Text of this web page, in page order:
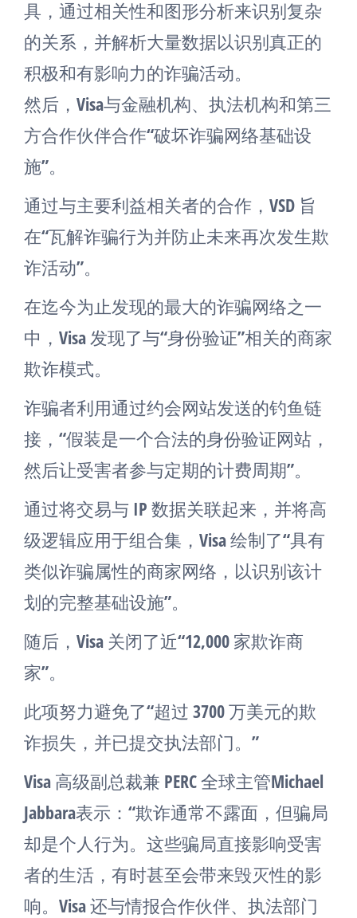
具，通过相关性和图形分析来识别复杂
的关系，并解析大量数据以识别真正的
积极和有影响力的诈骗活动。
然后，Visa与金融机构、执法机构和第三
方合作伙伴合作“破坏诈骗网络基础设
施”。
通过与主要利益相关者的合作，VSD 旨
在“瓦解诈骗行为并防止未来再次发生欺
诈活动”。
在迄今为止发现的最大的诈骗网络之一
中，Visa 发现了与“身份验证”相关的商家
欺诈模式。
诈骗者利用通过约会网站发送的钓鱼链
接，“假装是一个合法的身份验证网站，
然后让受害者参与定期的计费周期”。
通过将交易与 IP 数据关联起来，并将高
级逻辑应用于组合集，Visa 绘制了“具有
类似诈骗属性的商家网络，以识别该计
划的完整基础设施”。
随后，Visa 关闭了近“12,000 家欺诈商
家”。
此项努力避免了“超过 3700 万美元的欺
诈损失，并已提交执法部门。”
Visa 高级副总裁兼 PERC 全球主管Michael
Jabbara表示：“欺诈通常不露面，但骗局
却是个人行为。这些骗局直接影响受害
者的生活，有时甚至会带来毁灭性的影
响。Visa 还与情报合作伙伴、执法部门